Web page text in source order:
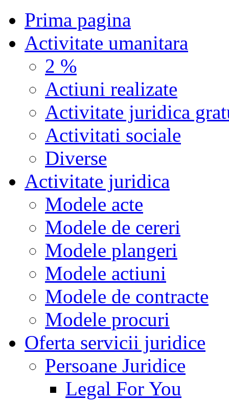
Prima pagina
Activitate umanitara
2 %
Actiuni realizate
Activitate juridica
Activitati sociale
Diverse
Activitate juridica
Modele acte
Modele de cereri
Modele plangeri
Modele actiuni
Modele de contracte
Modele procuri
Oferta servicii juridice
Persoane Juridice
Legal For You